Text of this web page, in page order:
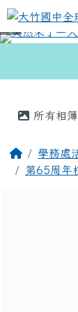
跳至主內容區
大竹國
所有相簿
回首頁學務處
第65周年